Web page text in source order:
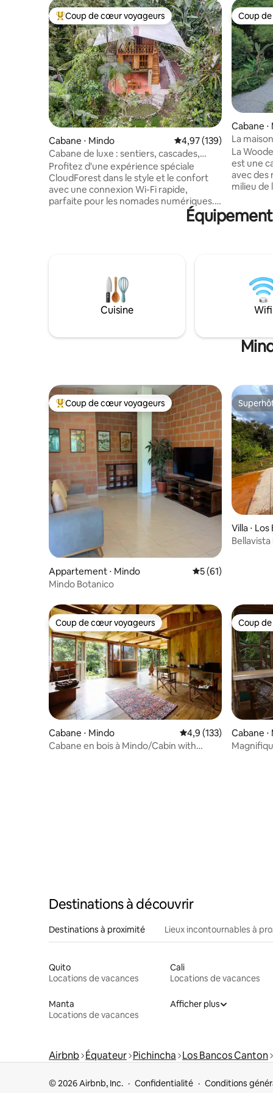
Coups de cœur voyageurs les plus appréciés
Coup de cœur voyageurs
Cabane ⋅ Mindo Évaluation moyenne
4,97 (139)
Cabane de luxe : sentiers, cascades,
yoga, sauna, forêt
Profitez d'une expérience spéciale
CloudForest dans le style et le confort
avec une connexion Wi-Fi rapide,
parfaite pour les nomades numériques.
3 étages magistralement conçue avec
pour profiter d'une sérénité parfaite en
pleine nature. Clair et délicieuse, notre
eau provient d'une source ! Louez notre
guide pour des randonnées inspirantes
Participez à un cours de yoga avec un
Coup
Coup
Cabane ⋅
La
La
est une
avec des
milieu de
paix et
forêt. Si
tous les
Mindo ! *** Je vous offre une facture
Cuisine Wifi
Coups de cœur voyageurs les plus appréciés
Coup de cœur voyageurs
Appartement ⋅ Mindo Évaluation
5 (61)
Mindo Botanico
Villa ⋅
Coup de cœur voyageurs
Coup de cœur voyageurs
Cabane ⋅ Mindo Évaluation moyenne
4,9 (133)
Cabane en bois à Mindo/Cabin with
Coup
Coup
Cabane ⋅
Destinations à découvrir
Destinations à proximité Lieux incontournables à
Quito
Locations de vacances
Cali
Locations de vacances
Manta
Locations de vacances
Afficher plus
Airbnb Équateur Pichincha Los Bancos Canton
© 2026 Airbnb, Inc. Confidentialité Conditions